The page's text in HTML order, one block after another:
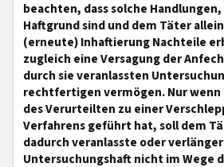
beachten, dass solche
Haftgrund sind und dem Täter
(erneute) Inhaftierung Nachteile
zugleich eine Versagung der
durch sie veranlassten
rechtfertigen vermögen. Nur wenn
des Verurteilten zu einer
Verfahrens geführt hat, soll dem
dadurch veranlasste oder
Untersuchungshaft nicht im Wege